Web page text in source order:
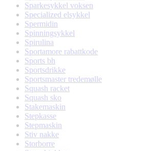
Sparkesykkel voksen
Specialized elsykkel
Spermidin
Spinningsykkel
Spirulina
Sportamore rabattkode
Sports bh
Sportsdrikke
Sportsmaster tredemølle
Squash racket
Squash sko
Stakemaskin
Stepkasse
Stepmaskin
Stiv nakke
Storborre